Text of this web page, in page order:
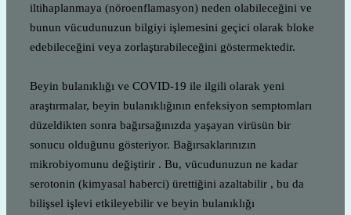
iltihaplanmaya (nöroenflamasyon) neden olabileceğini ve
bunun vücudunuzun bilgiyi işlemesini geçici olarak bloke
edebileceğini veya zorlaştırabileceğini göstermektedir.
Beyin bulanıklığı ve COVID-19 ile ilgili olarak yeni
araştırmalar, beyin bulanıklığının enfeksiyon semptomları
düzeldikten sonra bağırsağınızda yaşayan virüsün bir
sonucu olduğunu gösteriyor. Bağırsaklarınızın
mikrobiyomunu değiştirir . Bu, vücudunuzun ne kadar
serotonin (kimyasal haberci) ürettiğini azaltabilir , bu da
bilişsel işlevi etkileyebilir ve beyin bulanıklığı